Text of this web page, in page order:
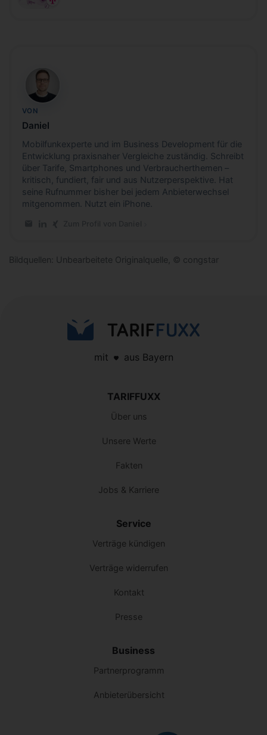
DH
VON
Daniel
Mobilfunkexperte und im Business Development für die
Entwicklung praxisnaher Vergleiche zuständig. Schreibt
über Tarife, Smartphones und Verbraucherthemen –
kritisch, fundiert, fair und aus Nutzerperspektive. Hat
seine Rufnummer bisher bei jedem Anbieterwechsel
mitgenommen. Nutzt ein iPhone.
Bildquellen: Unbearbeitete Originalquelle, © congstar
mit aus Bayern
TARIFFUXX
Über uns
Unsere Werte
Fakten
Jobs & Karriere
Service
Verträge kündigen
Verträge widerrufen
Kontakt
Presse
Business
Partnerprogramm
Anbieterübersicht